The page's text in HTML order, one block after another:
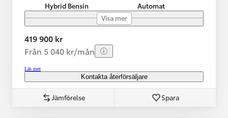
Hybrid Bensin
Automat
Visa mer
419 900 kr
Från 5 040 kr/mån
Läs mer
Kontakta återförsäljare
Jämförelse Spara